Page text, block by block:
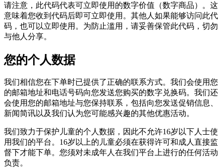
请注意，此代码代表可立即使用的数字价值（数字​​商品）。这
意味着您收到代码后即可立即使用。其他人如果能够访问此代
码，也可以立即使用。为防止滥用，请妥善保管此代码，切勿
与他人分享。
您的个人数据
我们相信您在下单时已提供了正确的联系方式。我们会使用您
的邮箱地址和电话号码向您发送您购买的数字兑换码。我们还
会使用您的邮箱地址与您保持联系，包括向您发送促销信息、
新闻简讯以及我们认为您可能感兴趣的其他优惠活动。
我们致力于保护儿童的个人数据，因此不允许16岁以下人士使
用我们的平台。16岁以上的儿童必须在获得许可和成人直接监
督下才能下单。您须对未成年人在我们平台上进行的任何活动
负责。